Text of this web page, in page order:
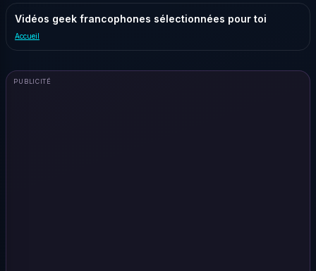
Vidéos geek francophones sélectionnées pour toi
Accueil
PUBLICITÉ